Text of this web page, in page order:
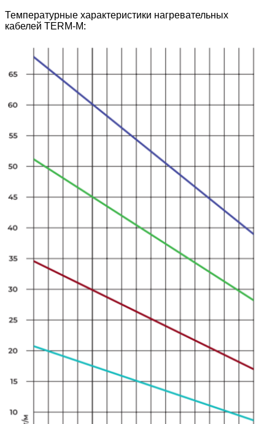
Температурные характеристики нагревательных
кабелей TERM-M: